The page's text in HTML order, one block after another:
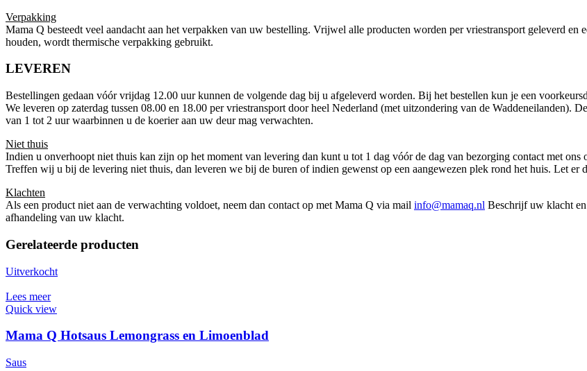
Verpakking
Mama Q besteedt veel aandacht aan het verpakken van uw bestelling. Vrijwel alle producten worden per vriestransport geleverd
houden, wordt thermische verpakking gebruikt.
LEVEREN
Bestellingen gedaan vóór vrijdag 12.00 uur kunnen de volgende dag bij u afgeleverd worden. Bij het bestellen kun je een
We leveren op zaterdag tussen 08.00 en 18.00 per vriestransport door heel Nederland (met uitzondering van de Waddeneilanden).
van 1 tot 2 uur waarbinnen u de koerier aan uw deur mag verwachten.
Niet thuis
Indien u onverhoopt niet thuis kan zijn op het moment van levering dan kunt u tot 1 dag vóór de dag van bezorging contact met ons
Treffen wij u bij de levering niet thuis, dan leveren we bij de buren of indien gewenst op een aangewezen plek rond het huis. Let er
Klachten
Als een product niet aan de verwachting voldoet, neem dan contact op met Mama Q via mail info@mamaq.nl Beschrijf uw klacht
afhandeling van uw klacht.
Gerelateerde producten
Uitverkocht
Lees meer
Quick view
Mama Q Hotsaus Lemongrass en Limoenblad
Saus